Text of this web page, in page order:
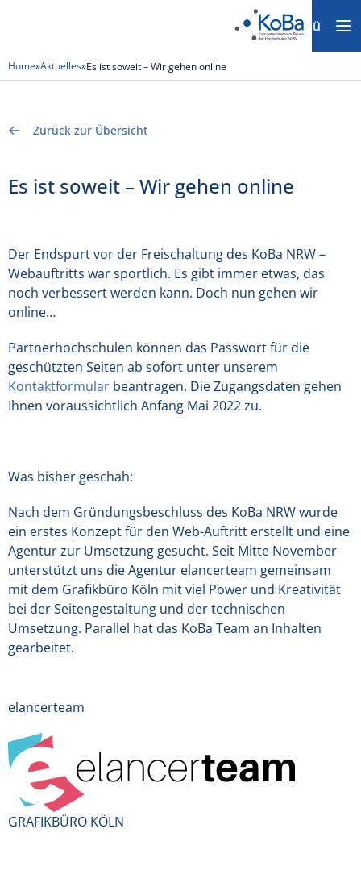
Menü
Home»Aktuelles»Es ist soweit – Wir gehen online
Zurück zur Übersicht
Es ist soweit – Wir gehen online
Der Endspurt vor der Freischaltung des KoBa NRW –
Webauftritts war sportlich. Es gibt immer etwas, das
noch verbessert werden kann. Doch nun gehen wir
online…
Partnerhochschulen können das Passwort für die
geschützten Seiten ab sofort unter unserem
Kontaktformular beantragen. Die Zugangsdaten gehen
Ihnen voraussichtlich Anfang Mai 2022 zu.
Was bisher geschah:
Nach dem Gründungsbeschluss des KoBa NRW wurde
ein erstes Konzept für den Web-Auftritt erstellt und eine
Agentur zur Umsetzung gesucht. Seit Mitte November
unterstützt uns die Agentur elancerteam gemeinsam
mit dem Grafikbüro Köln mit viel Power und Kreativität
bei der Seitengestaltung und der technischen
Umsetzung. Parallel hat das KoBa Team an Inhalten
gearbeitet.
elancerteam
GRAFIKBÜRO KÖLN